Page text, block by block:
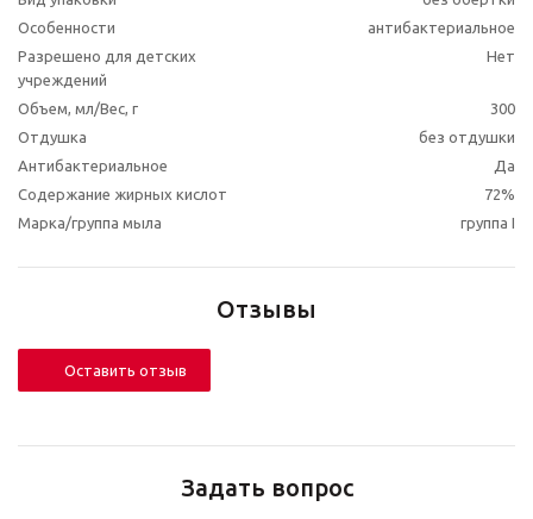
Особенности
антибактериальное
Разрешено для детских
учреждений
Нет
Объем, мл/Вес, г
300
Отдушка
без отдушки
Антибактериальное
Да
Содержание жирных кислот
72%
Марка/группа мыла
группа I
Отзывы
Оставить отзыв
Задать вопрос